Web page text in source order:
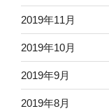
2019年11月
2019年10月
2019年9月
2019年8月